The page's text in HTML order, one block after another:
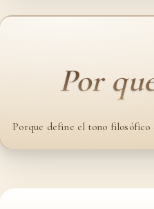
Por
Porque define el tono filosófico